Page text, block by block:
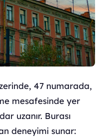
47 numarada,
mesafesinde yer
uzanır. Burası
deneyimi sunar: